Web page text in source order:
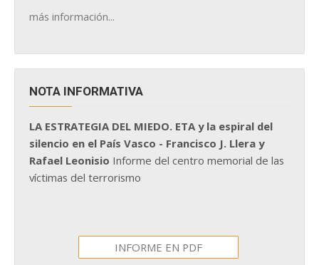
más información...
NOTA INFORMATIVA
LA ESTRATEGIA DEL MIEDO. ETA y la espiral del
silencio en el País Vasco - Francisco J. Llera y
Rafael Leonisio Informe del centro memorial de las
víctimas del terrorismo
INFORME EN PDF